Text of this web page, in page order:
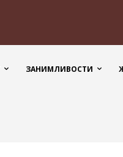
ЗАНИМЛИВОСТИ